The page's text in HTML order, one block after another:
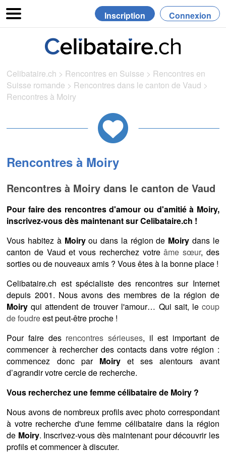
Inscription Connexion
Celibataire.ch > Rencontres en Suisse > Rencontres en
Suisse romande > Rencontres dans le canton de Vaud >
Rencontres à Moiry
Rencontres à Moiry
Rencontres à Moiry dans le canton de Vaud
Pour faire des rencontres d'amour ou d'amitié à Moiry,
inscrivez-vous dès maintenant sur Celibataire.ch !
Vous habitez à Moiryou dans la région de Moiry dans le
canton de Vaud et vous recherchez votreâme sœur, des
sorties ou de nouveaux amis ? Vous êtes à la bonne place !
Celibataire.ch est spécialiste des rencontres sur Internet
depuis 2001. Nous avons des membres de la région de
Moiry qui attendent de trouver l'amour… Qui sait, le coup
de foudreest peut-être proche !
Pour faire des rencontres sérieuses, il est important de
commencer à rechercher des contacts dans votre région :
commencez donc par Moiryet ses alentours avant
d’agrandir votre cercle de recherche.
Vous recherchez une femme célibataire de Moiry ?
Nous avons de nombreux profils avec photo correspondant
à votre recherche d'une femme célibataire dans la région
de Moiry. Inscrivez-vous dès maintenant pour découvrir les
profils et commencer à discuter.